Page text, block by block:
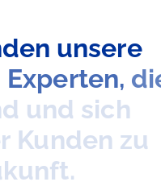
unsere
Experten,
und sich
Kunden zu